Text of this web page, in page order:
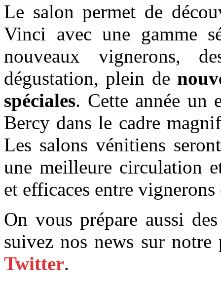
Le salon permet de
Vinci avec une gamme
nouveaux vignerons,
dégustation, plein de
spéciales. Cette année un
Bercy dans le cadre
Les salons vénitiens
une meilleure circulation
et efficaces entre vignerons
On vous prépare aussi
suivez nos news sur
Twitter.